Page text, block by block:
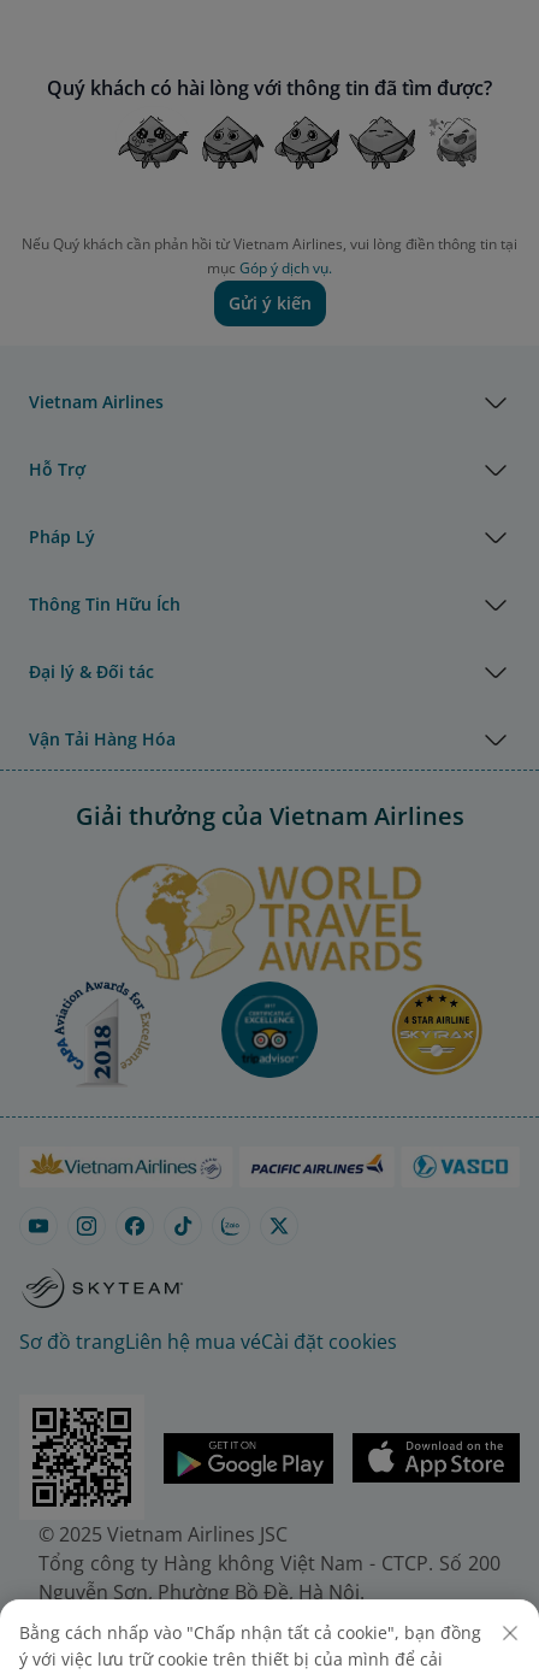
Quý khách có hài lòng với thông tin đã tìm được?
Nếu Quý khách cần phản hồi từ Vietnam Airlines, vui lòng điền thông tin tại
mục Góp ý dịch vụ.
Gửi ý kiến
Vietnam Airlines
Hỗ Trợ
Pháp Lý
Thông Tin Hữu Ích
Đại lý & Đối tác
Vận Tải Hàng Hóa
Giải thưởng của Vietnam Airlines
Sơ đồ trangLiên hệ mua véCài đặt cookies
© 2025 Vietnam Airlines JSC
Tổng công ty Hàng không Việt Nam - CTCP. Số 200
Nguyễn Sơn, Phường Bồ Đề, Hà Nội.
Điện thoại: (+84-24) 38272289. Fax: (+84-24)
38722375
Bằng cách nhấp vào "Chấp nhận tất cả cookie", bạn đồng
ý với việc lưu trữ cookie trên thiết bị của mình để cải